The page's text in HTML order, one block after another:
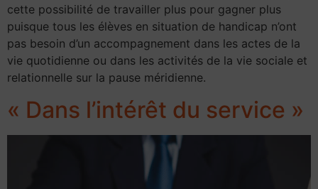
cette possibilité de travailler plus pour gagner plus
puisque tous les élèves en situation de handicap n’ont
pas besoin d’un accompagnement dans les actes de la
vie quotidienne ou dans les activités de la vie sociale et
relationnelle sur la pause méridienne.
« Dans l’intérêt du service »